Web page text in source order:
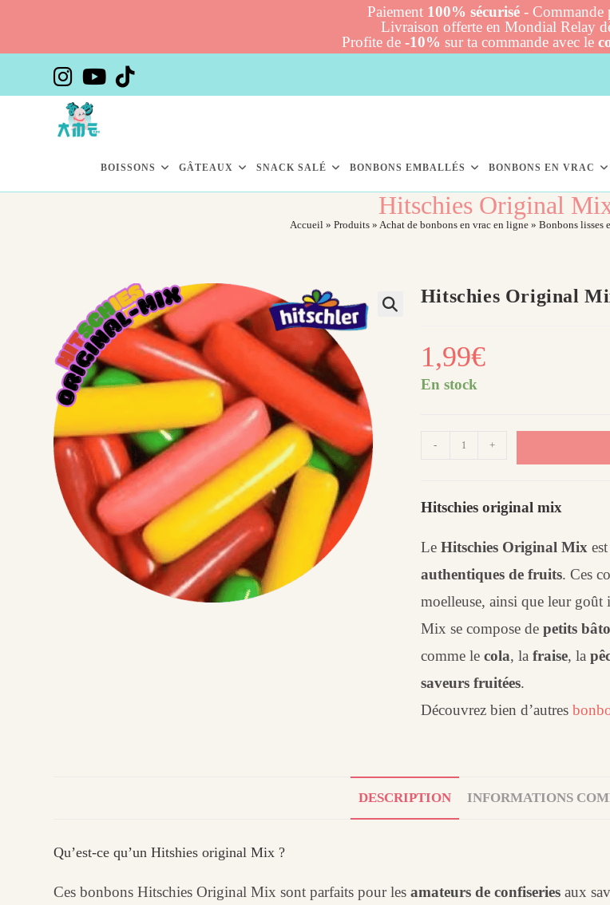
Paiement 100% sécurisé - Commande
Livraison offerte en Mondial Relay
Profite de -10% sur ta commande avec le
BOISSONS GÂTEAUX SNACK SALÉ BONBONS EMBALLÉS BONBONS EN VRAC
Hitschies Original
Accueil» Produits» Achat de bonbons en vrac en ligne» Bonbons lisses
Hitschies Original
1,99€
En stock
Original
(100
- +
Hitschies original mix
Le Hitschies Original Mix
authentiques de fruits. Ces
moelleuse, ainsi que leur
Mix se compose de petits
comme le cola, la fraise, la
saveurs fruitées.
Découvrez bien d’autres
DESCRIPTION INFORMATIONS
Qu’est-ce qu’un Hitshies original Mix ?
Ces bonbons Hitschies Original Mix sont parfaits pour lesamateurs de confiseries aux